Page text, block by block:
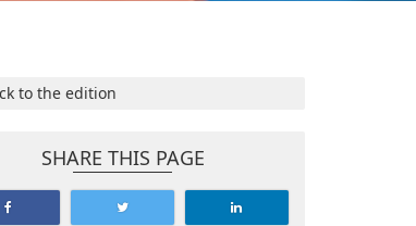
to the edition
SHARE THIS PAGE